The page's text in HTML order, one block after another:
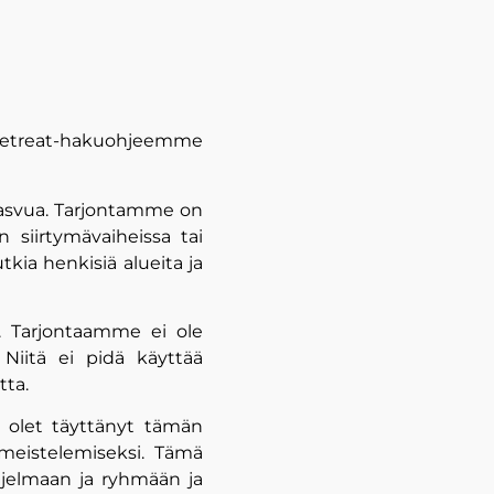
hakuohjeemme
Tarjontamme on
siirtymävaiheissa tai
henkisiä alueita ja
ei ole
Niitä ei pidä käyttää
olet täyttänyt tämän
Tämä
ja ryhmään ja